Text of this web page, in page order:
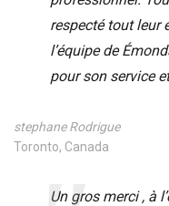
respecté tout leur
l’équipe de
pour son service
stephane Rodrigue
Toronto, Canada
Un gros merci , à